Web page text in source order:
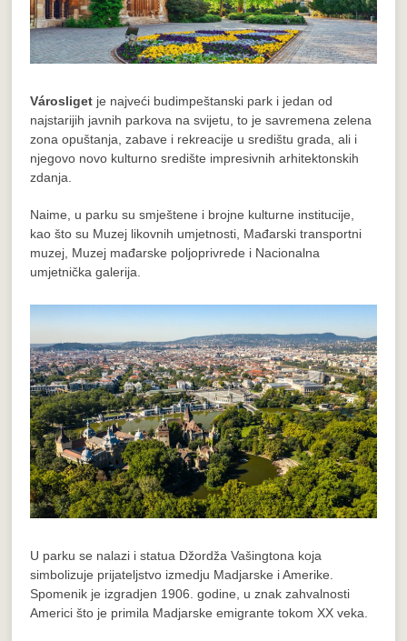
Városliget je najveći budimpeštanski park i jedan od
najstarijih javnih parkova na svijetu, to je savremena zelena
zona opuštanja, zabave i rekreacije u središtu grada, ali i
njegovo novo kulturno središte impresivnih arhitektonskih
zdanja.
Naime, u parku su smještene i brojne kulturne institucije,
kao što su Muzej likovnih umjetnosti, Mađarski transportni
muzej, Muzej mađarske poljoprivrede i Nacionalna
umjetnička galerija.
U parku se nalazi i statua Džordža Vašingtona koja
simbolizuje prijateljstvo izmedju Madjarske i Amerike.
Spomenik je izgradjen 1906. godine, u znak zahvalnosti
Americi što je primila Madjarske emigrante tokom XX veka.